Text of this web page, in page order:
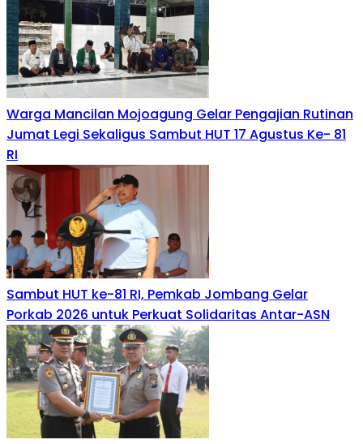
Warga Mancilan Mojoagung Gelar Pengajian Rutinan
Jumat Legi Sekaligus Sambut HUT 17 Agustus Ke- 81
RI
Sambut HUT ke-81 RI, Pemkab Jombang Gelar
Porkab 2026 untuk Perkuat Solidaritas Antar-ASN